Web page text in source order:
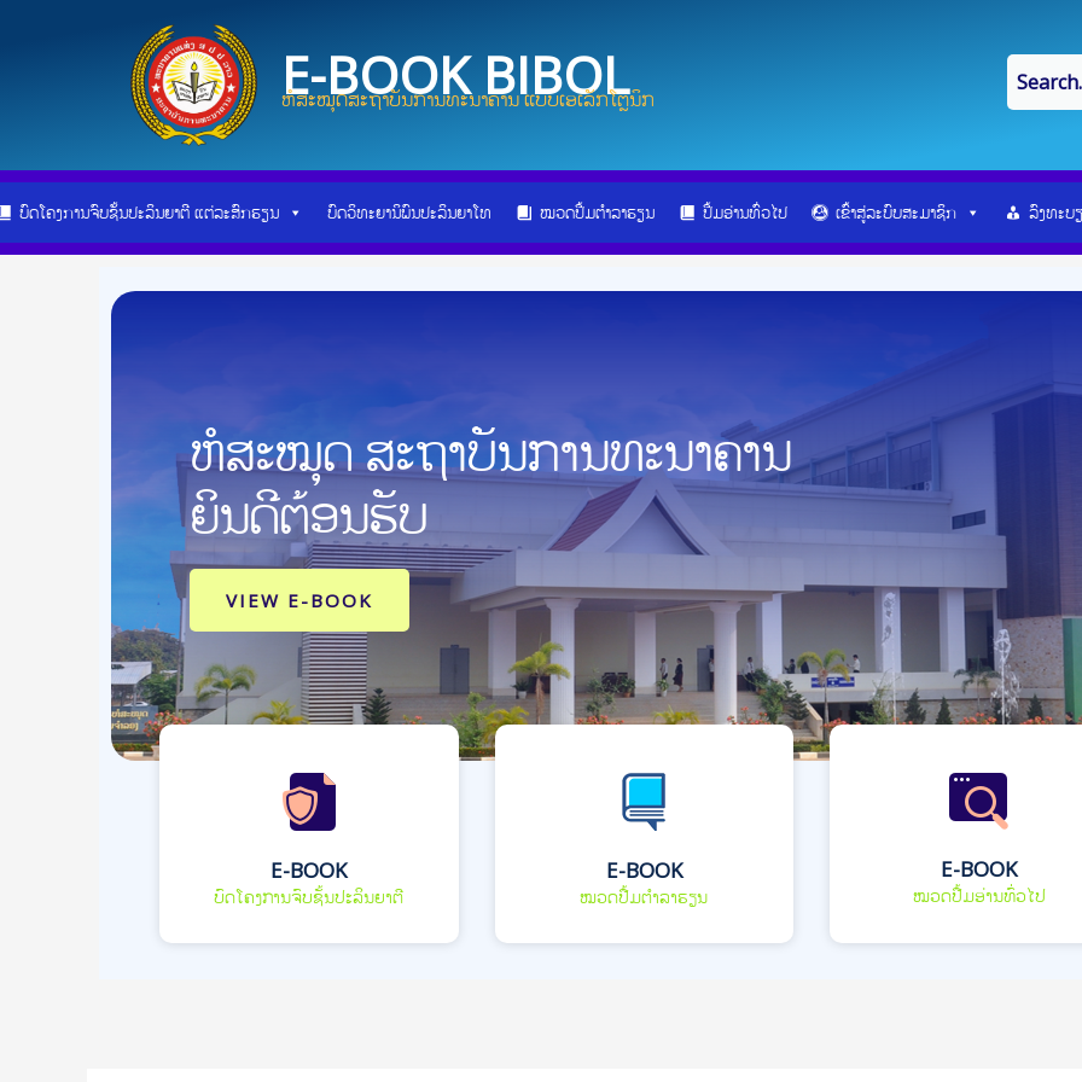
E-BOOK BIBOL
ຫໍສະໝຸດສະຖາບັນການທະນາຄານ ແບບເອເລັກໂຕຼນິກ
ບົດໂຄງການຈົບຊັ້ນປະລິນຍາຕີ ແຕ່ລະສົກຮຽນ ບົດວິທະຍານິພົນປະລິນຍາໂທ ໝວດປື້ມຕຳລາຮຽນ ປື້ມອ່ານທົ່ວໄປ ເຂົ້າສູ່ລະບົບສະມາຊິກ ລົງທະບ
ຫໍສະໝຸດ ສະຖາບັນການທະນາຄານ
ຍິນດີຕ້ອນຮັບ
VIEW E-BOOK
E-BOOK
ບົດໂຄງການຈົບຊັ້ນປະລິນຍາຕີ
E-BOOK
ໝວດປື້ມຕຳລາຮຽນ
E-BOOK
ໝວດປື້ມອ່ານທົ່ວໄປ
navigation